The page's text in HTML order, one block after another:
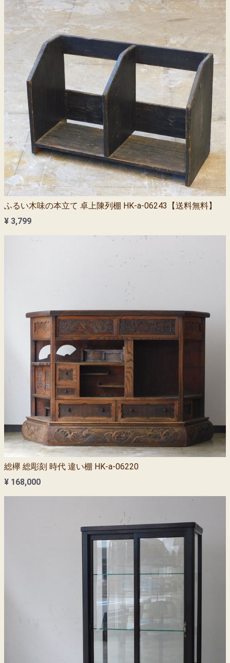
ふるい木味の本立て 卓上陳列棚 HK-a-06243【送料無料】
¥ 3,799
総欅 総彫刻 時代 違い棚 HK-a-06220
¥ 168,000